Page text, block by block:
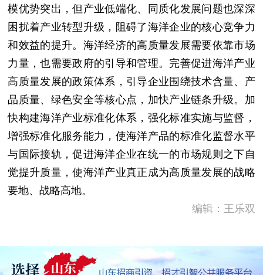
模优势突出，但产业低端化、同质化发展问题也深深
困扰着产业转型升级，阻碍了海洋企业的核心竞争力
和效益的提升。海洋经济的高质量发展需要依靠市场
力量，也需要政府的引导和管理。完善促进海洋产业
高质量发展的政策体系，引导企业围绕技术含量、产
品质量、绿色安全等核心点，加快产业链条升级。加
快构建海洋产业标准化体系，强化标准实施与监督，
增强标准化服务能力，使海洋产品的标准化监督水平
与国际接轨，促进海洋企业在统一的市场规则之下自
觉提升质量，使海洋产业真正成为高质量发展的战略
要地、战略高地。
编辑：王乐双